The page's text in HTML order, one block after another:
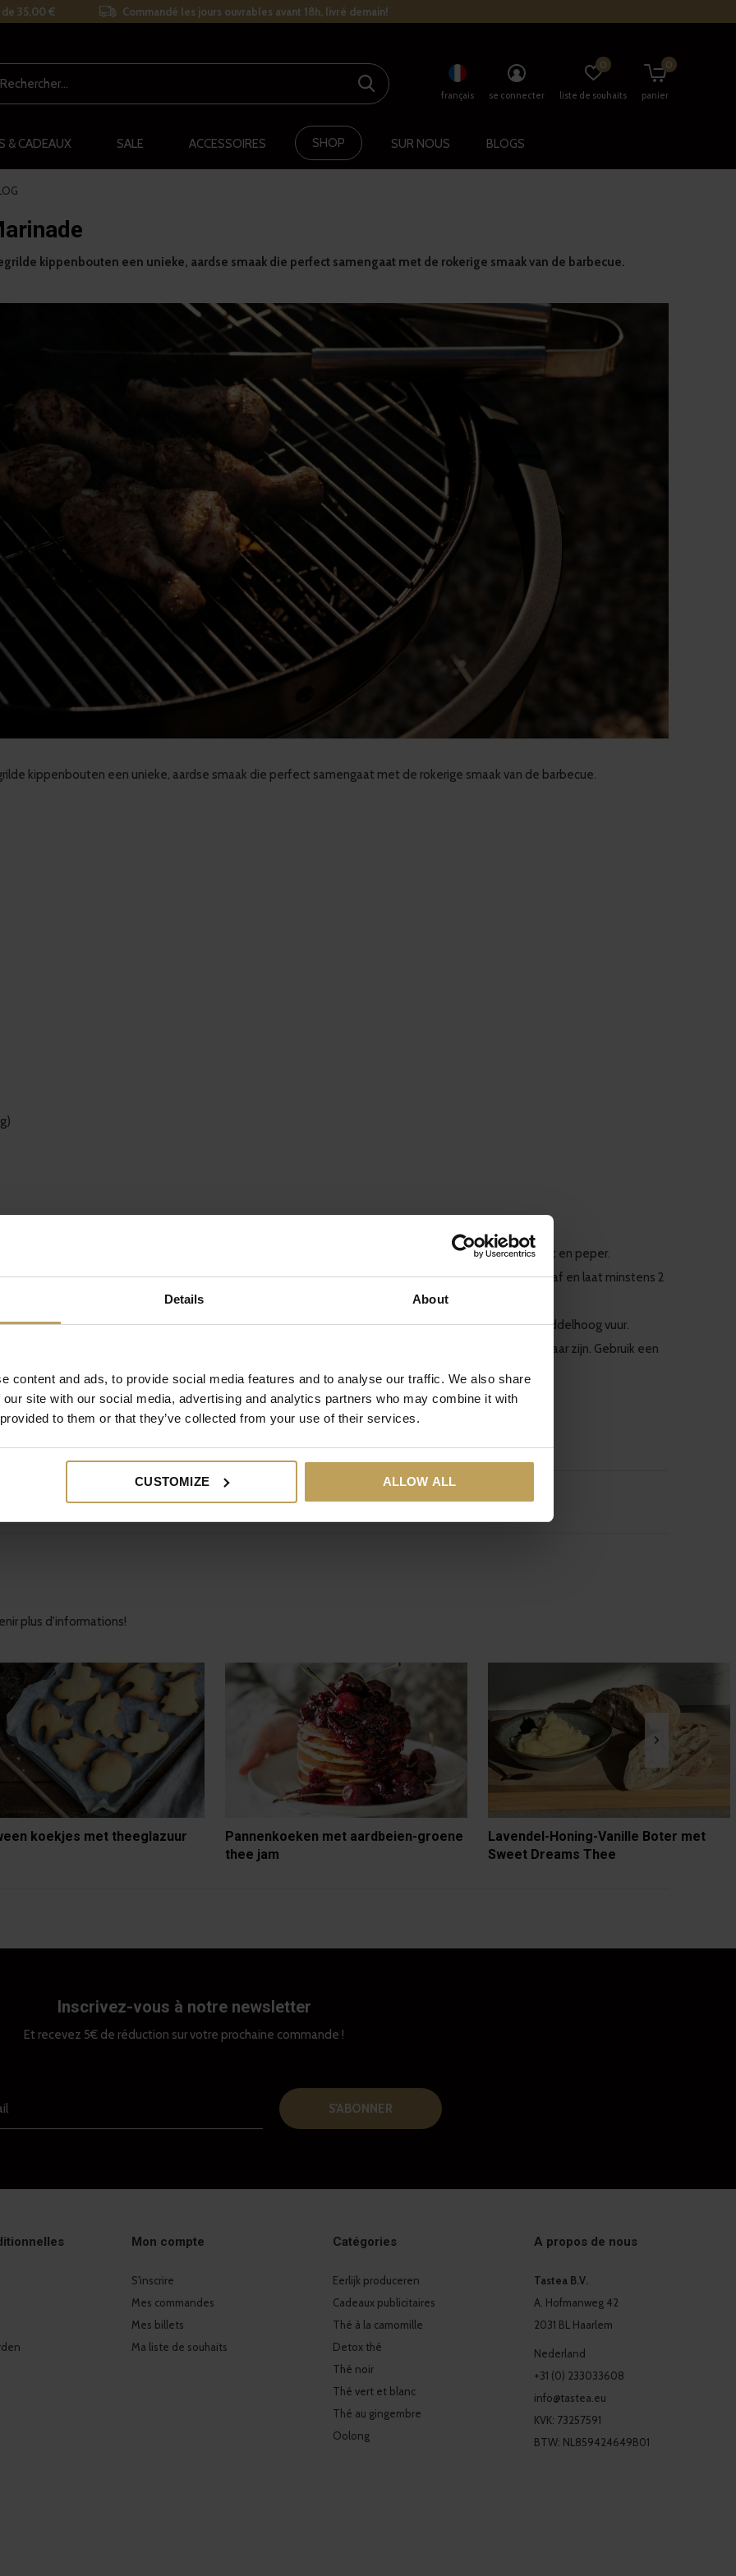
Details About
content and ads, to provide social media features and to analyse our traffic. We also share
site with our social media, advertising and analytics partners who may combine it with
to them or that they’ve collected from your use of their services.
CUSTOMIZE ALLOW ALL
& CADEAUX SALE ACCESSOIRES SHOP SUR NOUS BLOGS
français se connecter liste de souhaits
0
panier
0
35,00 € Commandé les jours ouvrables avant 18h, livré demain!
kippenbouten een unieke, aardse smaak die perfect samengaat met de rokerige smaak van de barbecue.
kippenbouten een unieke, aardse smaak die perfect samengaat met de rokerige smaak van de barbecue.
thee toe. Laat de thee 5-7 minuten trekken. Zeef de thee en laat afkoelen tot kamertemperatuur.
knoflook, gember, sojasaus, honing, sesamolie, rijstazijn en chilivlokken. Breng op smaak met zout en peper.
marinade over de kip en zorg ervoor dat alle stukken goed bedekt zijn. Sluit de zak of dek de schaal af en laat minstens 2
marineren.
uit de koelkast zodat ze op kamertemperatuur kunnen komen. Verwarm de barbecue voor op middelhoog vuur.
leg de bouten op de hete grill. Grill de kippenbouten 5-7 minuten per kant, of tot ze mooi bruin en gaar zijn. Gebruik een
marinade te bestrijken tijdens het grillen.
rusten. Bestrooi eventueel met sesamzaadjes en verse koriander voordat je serveert.
plus d'informations!
koekjes met theeglazuur
Pannenkoeken met aardbeien-groene
thee jam
Lavendel-Honing-Vanille Boter met
Sweet Dreams Thee
Inscrivez-vous à notre newsletter
Et recevez 5€ de réduction sur votre prochaine commande !
S'ABONNER
Mon compte
S'inscrire
Mes commandes
Mes billets
Ma liste de souhaits
Catégories
Eerlijk produceren
Cadeaux publicitaires
Thé à la camomille
Detox thé
Thé noir
Thé vert et blanc
Thé au gingembre
Oolong
A propos de nous
Tastea B.V.
A. Hofmanweg 42
2031 BL Haarlem
Nederland
+31 (0) 233033608
info@tastea.eu
KVK: 73257591
BTW: NL859424649B01